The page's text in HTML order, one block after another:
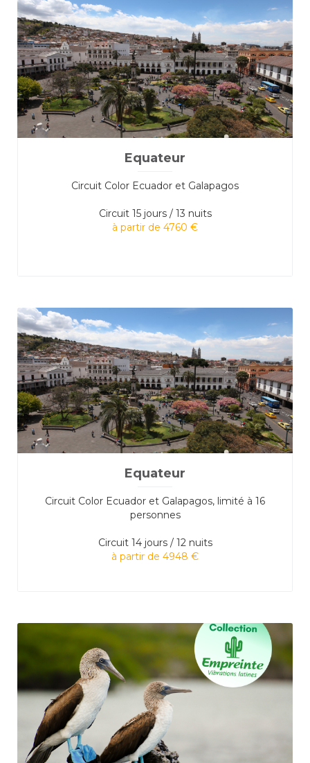
Equateur
Circuit Color Ecuador et Galapagos
Circuit 15 jours / 13 nuits
à partir de 4760 €
Equateur
Circuit Color Ecuador et Galapagos, limité à 16
personnes
Circuit 14 jours / 12 nuits
à partir de 4948 €